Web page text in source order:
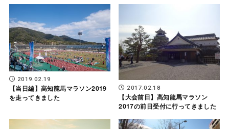
2019.02.19
【当日編】高知龍馬マラソン2019
を走ってきました
2017.02.18
【大会前日】高知龍馬マラソン
2017の前日受付に行ってきました